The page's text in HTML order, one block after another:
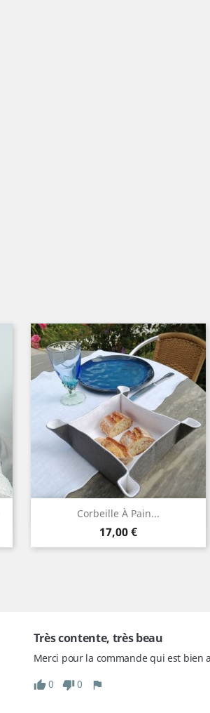
Corbeille À Pain...
Prix
17,00 €
Aperçu rapide
BlancLin
naturel
Lin
naturelmoyen
Très contente, très beau
Merci pour la commande qui est bien
0
0